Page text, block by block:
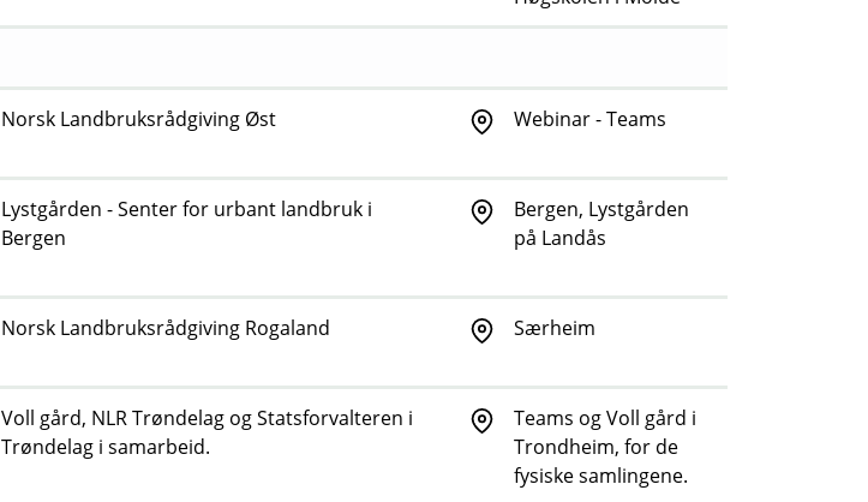
Norsk Landbruksrådgiving Øst Webinar - Teams
Lystgården - Senter for urbant landbruk i
Bergen
Bergen, Lystgården
på Landås
Norsk Landbruksrådgiving Rogaland Særheim
Voll gård, NLR Trøndelag og Statsforvalteren i
Trøndelag i samarbeid.
Teams og Voll gård i
Trondheim, for de
fysiske samlingene.